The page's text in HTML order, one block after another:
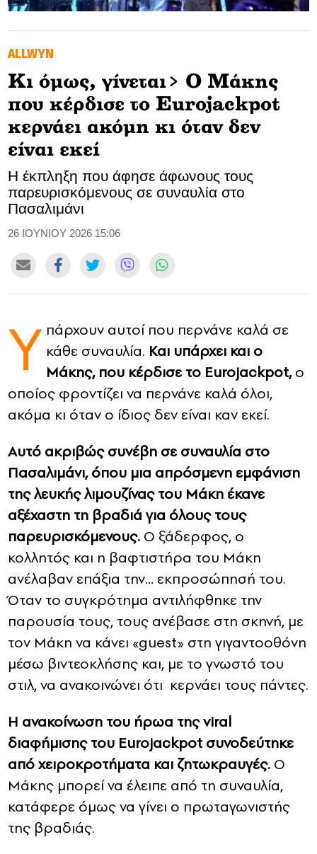
SOOZIE’S FRIENDS
CULTURE
TASTELAND
TECH
MEDIALAND
CONTACT
ADVERTISE
ALLWYN
Κι όμως, γίνεται> Ο Μάκης
που κέρδισε το Eurojackpot
κερνάει ακόμη κι όταν δεν
είναι εκεί
Η έκπληξη που άφησε άφωνους τους
παρευρισκόμενους σε συναυλία στο
Πασαλιμάνι
26 ΙΟΥΝΙΟΥ 2026 15:06
Υ πάρχουν αυτοί που περνάνε καλά σε
κάθε συναυλία. Και υπάρχει και ο
Μάκης, που κέρδισε το Eurojackpot,ο
οποίος φροντίζει να περνάνε καλά όλοι,
ακόμα κι όταν ο ίδιος δεν είναι καν εκεί.
Αυτό ακριβώς συνέβη σε συναυλία στο
Πασαλιμάνι, όπου μια απρόσμενη εμφάνιση
της λευκής λιμουζίνας του Μάκη έκανε
αξέχαστη τη βραδιά για όλους τους
παρευρισκόμενους. Ο ξάδερφος, ο
κολλητός και η βαφτιστήρα του Μάκη
ανέλαβαν επάξια την… εκπροσώπησή του.
Όταν το συγκρότημα αντιλήφθηκε την
παρουσία τους, τους ανέβασε στη σκηνή, με
τον Μάκη να κάνει «guest» στη γιγαντοοθόνη
μέσω βιντεοκλήσης και, με το γνωστό του
στιλ, να ανακοινώνει ότι κερνάει τους πάντες.
Η ανακοίνωση του ήρωα της viral
διαφήμισης του Eurojackpot συνοδεύτηκε
από χειροκροτήματα και ζητωκραυγές. Ο
Μάκης μπορεί να έλειπε από τη συναυλία,
κατάφερε όμως να γίνει ο πρωταγωνιστής
της βραδιάς.